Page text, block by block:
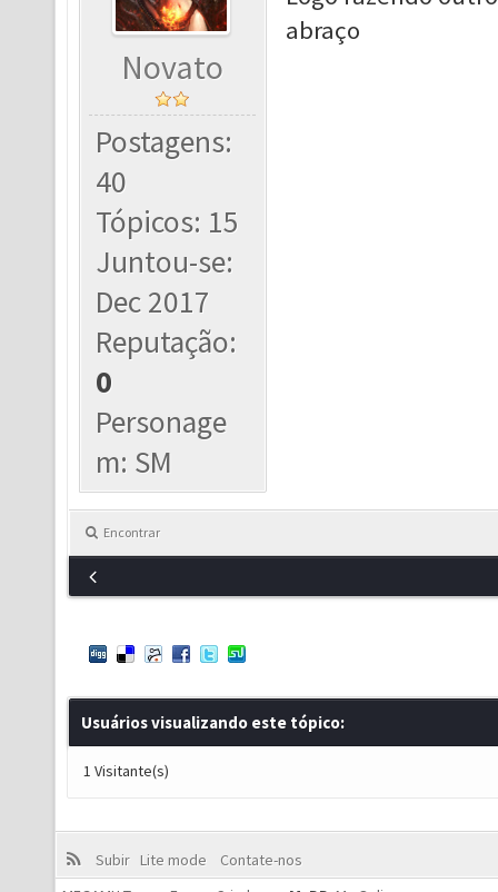
Novato
Postagens:
40
Tópicos: 15
Juntou-se:
Dec 2017
Reputação:
0
Personage
m: SM
abraço
Encontrar
Usuários visualizando este tópico:
1 Visitante(s)
Subir Lite mode
Contate-nos